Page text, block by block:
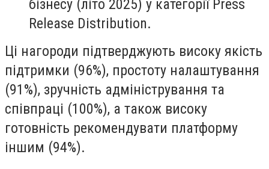
бізнесу (літо 2025) у категорії Press
Release Distribution.
Ці нагороди підтверджують високу якість
підтримки (96%), простоту налаштування
(91%), зручність адміністрування та
співпраці (100%), а також високу
готовність рекомендувати платформу
іншим (94%).